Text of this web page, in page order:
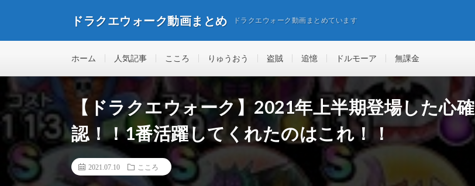
ドラクエウォーク動画まとめ ドラクエウォーク動画まとめています
ホーム 人気記事 こころ りゅうおう 盗賊 追憶 ドルモーア 無課金
【ドラクエウォーク】2021年上半期登場した心確
認！！1番活躍してくれたのはこれ！！
2021.07.10 こころ